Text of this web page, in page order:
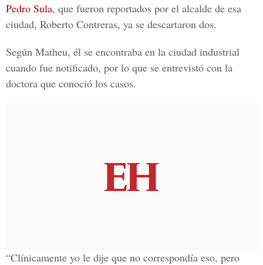
Pedro Sula, que fueron reportados por el alcalde de esa
ciudad, Roberto Contreras, ya se descartaron dos.
Según Matheu, él se encontraba en la ciudad industrial
cuando fue notificado, por lo que se entrevistó con la
doctora que conoció los casos.
“Clínicamente yo le dije que no correspondía eso, pero